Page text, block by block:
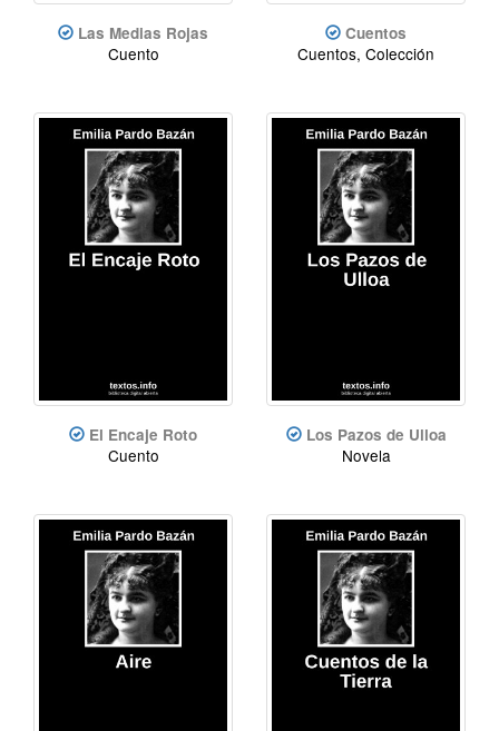
Las Medias Rojas
Cuento
Cuentos
Cuentos, Colección
El Encaje Roto
Cuento
Los Pazos de Ulloa
Novela